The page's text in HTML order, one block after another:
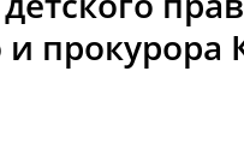
прокурора